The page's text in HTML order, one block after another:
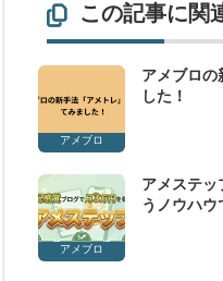
この記事に関
アメブロ
アメブロの
した！
アメブロ
アメステ
うノウハ